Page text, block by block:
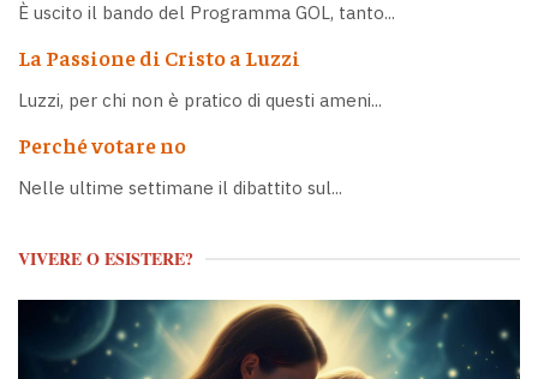
È uscito il bando del Programma GOL, tanto...
La Passione di Cristo a Luzzi
Luzzi, per chi non è pratico di questi ameni...
Perché votare no
Nelle ultime settimane il dibattito sul...
VIVERE O ESISTERE?